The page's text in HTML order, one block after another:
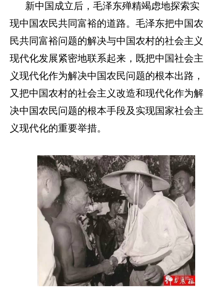
新中国成立后，毛泽东殚精竭虑地探索实
现中国农民共同富裕的道路。 毛泽东把中国农
民共同富裕问题的解决与中国农村的社会主义
现代化发展紧密地联系起来，既把中国社会主
义现代化作为解决中国农民问题的根本出路，
又把中国农村的社会主义改造和现代化作为解
决中国农民问题的根本手段及实现国家社会主
义现代化的重要举措。